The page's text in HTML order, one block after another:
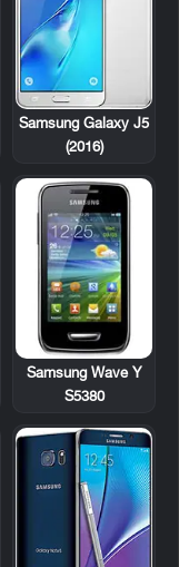
Samsung Galaxy J5
(2016)
Samsung Wave Y
S5380